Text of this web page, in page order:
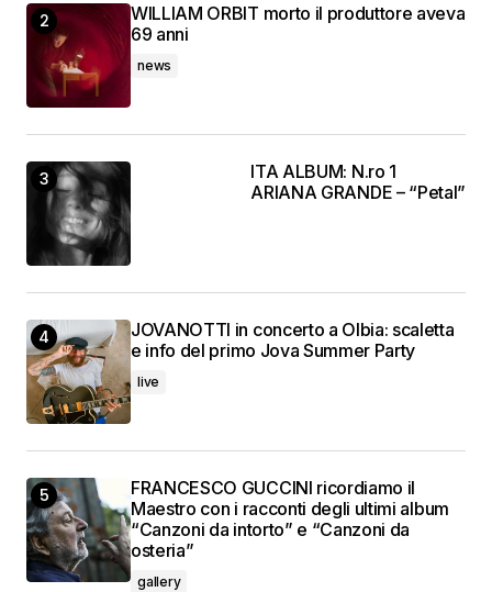
WILLIAM ORBIT morto il produttore aveva
69 anni
news
ITA ALBUM: N.ro 1
ARIANA GRANDE – “Petal”
JOVANOTTI in concerto a Olbia: scaletta
e info del primo Jova Summer Party
live
FRANCESCO GUCCINI ricordiamo il
Maestro con i racconti degli ultimi album
“Canzoni da intorto” e “Canzoni da
osteria”
gallery